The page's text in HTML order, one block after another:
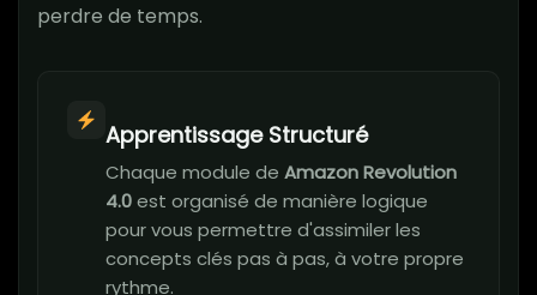
perdre de temps.
Apprentissage Structuré
Chaque module de Amazon Revolution
4.0est organisé de manière logique
pour vous permettre d'assimiler les
concepts clés pas à pas, à votre propre
rythme.